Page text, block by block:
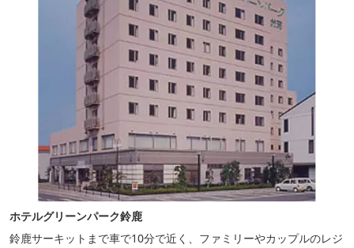
ホテルグリーンパーク鈴鹿
鈴鹿サーキットまで車で10分で近く、ファミリーやカップルのレジ